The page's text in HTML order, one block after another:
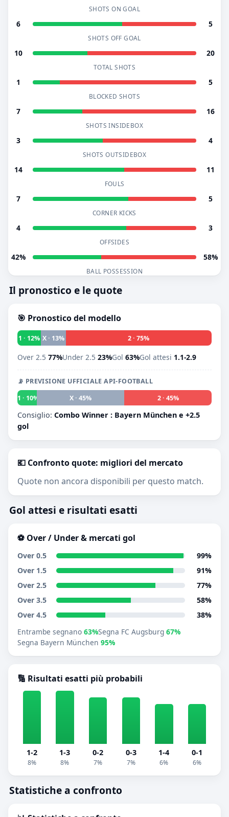
SHOTS ON GOAL
6 5
SHOTS OFF GOAL
10 20
TOTAL SHOTS
1 5
BLOCKED SHOTS
7 16
SHOTS INSIDEBOX
3 4
SHOTS OUTSIDEBOX
14 11
FOULS
7 5
CORNER KICKS
4 3
OFFSIDES
42% 58%
BALL POSSESSION
Il pronostico e le quote
🎯 Pronostico del modello
1 · 12% X · 13% 2 · 75%
Over 2.5 77%Under 2.5 23%Gol 63%Gol attesi 1.1-2.9
📡 PREVISIONE UFFICIALE API-FOOTBALL
1 · 10%
X · 45% 2 · 45%
Consiglio: Combo Winner : Bayern München e +2.5
gol
💶 Confronto quote: migliori del mercato
Quote non ancora disponibili per questo match.
Gol attesi e risultati esatti
⚽ Over / Under & mercati gol
Over 0.5
99%
Over 1.5
91%
Over 2.5
77%
Over 3.5
58%
Over 4.5
38%
Entrambe segnano 63%Segna FC Augsburg 67%
Segna Bayern München 95%
🔢 Risultati esatti più probabili
1-2
8%
1-3
8%
0-2
7%
0-3
7%
1-4
6%
0-1
6%
Statistiche a confronto